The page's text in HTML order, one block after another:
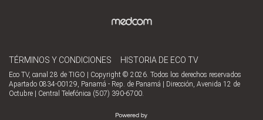
TÉRMINOS Y CONDICIONES HISTORIA DE ECO TV
Eco TV, canal 28 de TIGO | Copyright © 2026. Todos los derechos reservados
Apartado 0834-00129, Panamá - Rep. de Panamá | Dirección, Avenida 12 de
Octubre | Central Telefónica (507) 390-6700.